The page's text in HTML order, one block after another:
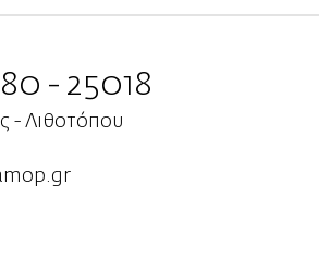
- 25018
- Λιθοτόπου